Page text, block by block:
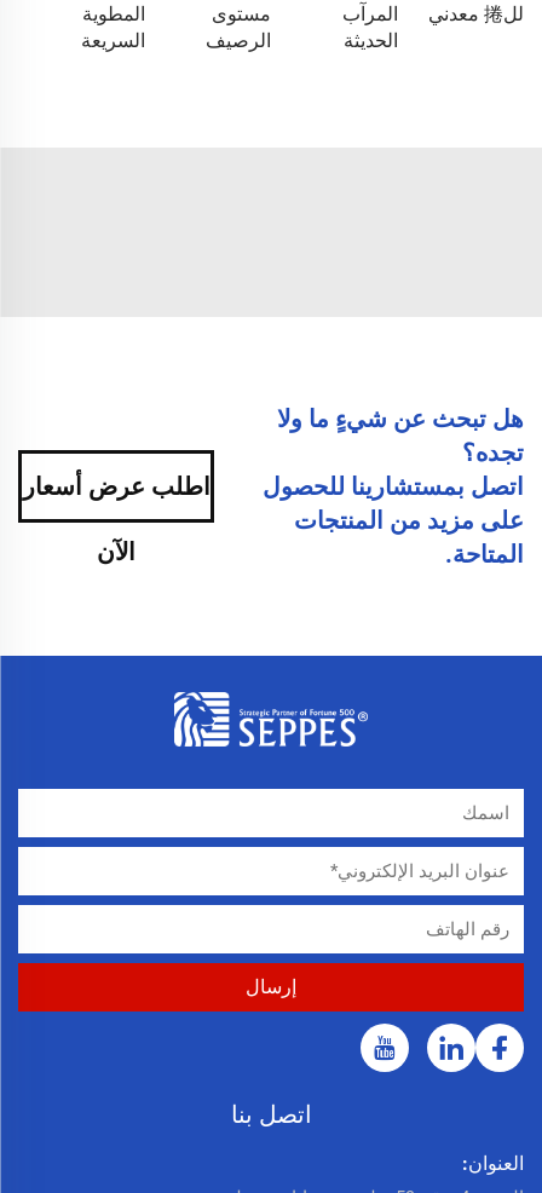
لل捲 معدني
المرآب
الحديثة
مستوى
الرصيف
المطوية
السريعة
هل تبحث عن شيءٍ ما ولا
تجده؟
اتصل بمستشارينا للحصول
على مزيد من المنتجات
المتاحة.
اطلب عرض أسعار
الآن
اتصل بنا
العنوان: